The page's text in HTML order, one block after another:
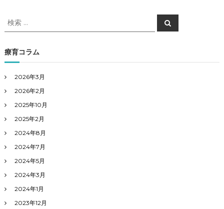
検
索
象
:
検
索
療育コラム
2026年3月
2026年2月
2025年10月
2025年2月
2024年8月
2024年7月
2024年5月
2024年3月
2024年1月
2023年12月